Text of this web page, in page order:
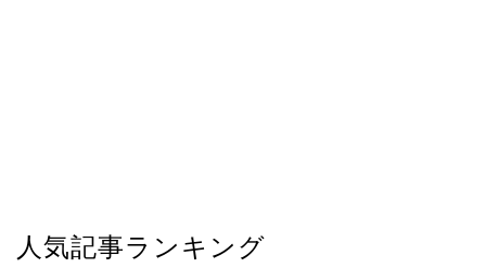
人気記事ランキング